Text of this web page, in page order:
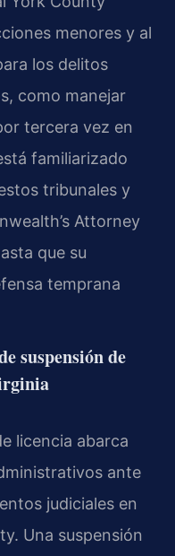
menores y al
los delitos
como manejar
tercera vez en
familiarizado
tribunales y
Attorney
que su
temprana
suspensión de
licencia abarca
ante
judiciales en
Una suspensión